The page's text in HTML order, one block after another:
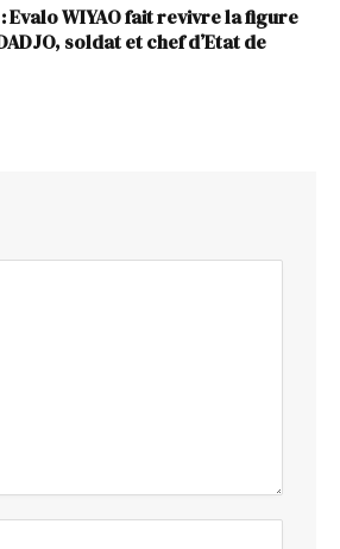
WIYAO fait revivre la figure
soldat et chef d’Etat de